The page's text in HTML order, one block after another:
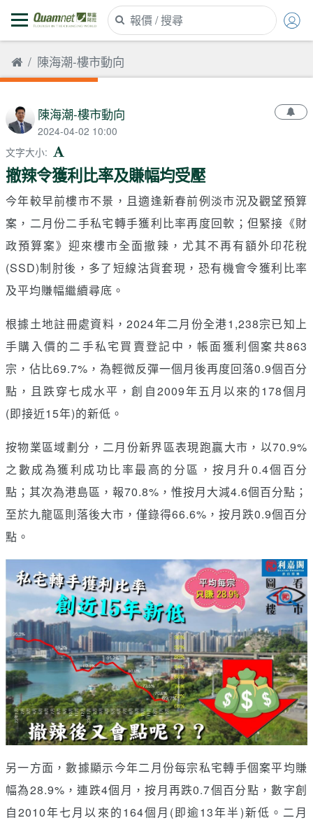
陳海潮-樓市動向
陳海潮-樓市動向
2024-04-02 10:00
文字大小:
撤辣令獲利比率及賺幅均受壓
今年較早前樓市不景，且適逢新春前例淡市況及觀望預算
案，二月份二手私宅轉手獲利比率再度回軟；但緊接《財
政預算案》迎來樓市全面撤辣，尤其不再有額外印花稅
(SSD)制肘後，多了短線沽貨套現，恐有機會令獲利比率
及平均賺幅繼續尋底。
根據土地註冊處資料，2024年二月份全港1,238宗已知上
手購入價的二手私宅買賣登記中，帳面獲利個案共863
宗，佔比69.7%，為輕微反彈一個月後再度回落0.9個百分
點，且跌穿七成水平，創自2009年五月以來的178個月
(即接近15年)的新低。
按物業區域劃分，二月份新界區表現跑贏大市，以70.9%
之數成為獲利成功比率最高的分區，按月升0.4個百分
點；其次為港島區，報70.8%，惟按月大減4.6個百分點；
至於九龍區則落後大市，僅錄得66.6%，按月跌0.9個百分
點。
另一方面，數據顯示今年二月份每宗私宅轉手個案平均賺
幅為28.9%，連跌4個月，按月再跌0.7個百分點，數字創
自2010年七月以來的164個月(即逾13年半)新低。二月